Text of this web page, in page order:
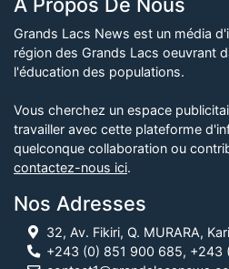
Grands Lacs News est un média
région des Grands Lacs oeuvrant
l'éducation des populations.
Vous cherchez un espace
travailler avec cette plateforme
quelconque collaboration ou
contactez-nous ici.
Nos Adresses
32, Av. Fikiri, Q. MURARA,
+243 (0) 851 900 685, +243